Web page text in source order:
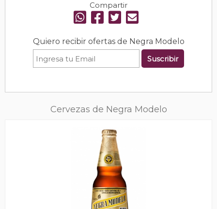
Compartir
Quiero recibir ofertas de Negra Modelo
Suscribir
Cervezas de Negra Modelo